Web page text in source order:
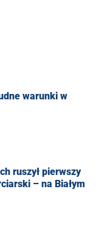
warunki w
ruszył pierwszy
– na Białym